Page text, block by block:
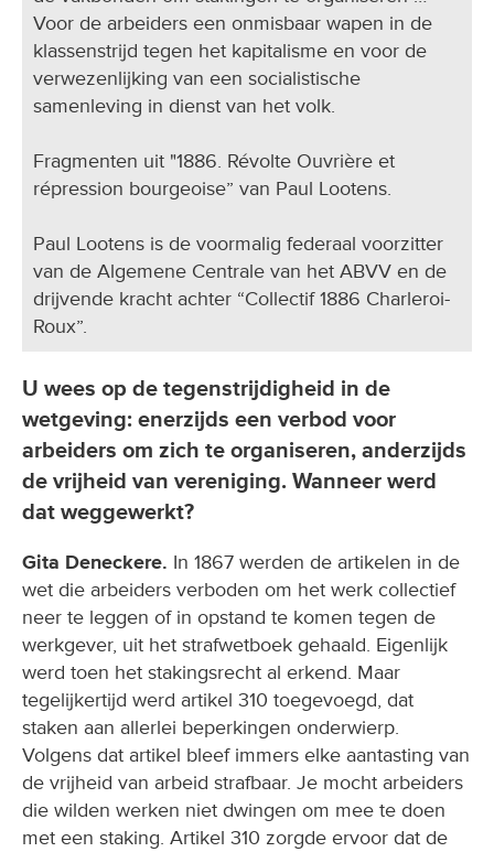
Voor de arbeiders een onmisbaar wapen in de
klassenstrijd tegen het kapitalisme en voor de
verwezenlijking van een socialistische
samenleving in dienst van het volk.
Fragmenten uit "1886. Révolte Ouvrière et
répression bourgeoise” van Paul Lootens.
Paul Lootens is de voormalig federaal voorzitter
van de Algemene Centrale van het ABVV en de
drijvende kracht achter “Collectif 1886 Charleroi-
Roux”.
U wees op de tegenstrijdigheid in de
wetgeving: enerzijds een verbod voor
arbeiders om zich te organiseren, anderzijds
de vrijheid van vereniging. Wanneer werd
dat weggewerkt?
Gita Deneckere. In 1867 werden de artikelen in de
wet die arbeiders verboden om het werk collectief
neer te leggen of in opstand te komen tegen de
werkgever, uit het strafwetboek gehaald. Eigenlijk
werd toen het stakingsrecht al erkend. Maar
tegelijkertijd werd artikel 310 toegevoegd, dat
staken aan allerlei beperkingen onderwierp.
Volgens dat artikel bleef immers elke aantasting van
de vrijheid van arbeid strafbaar. Je mocht arbeiders
die wilden werken niet dwingen om mee te doen
met een staking. Artikel 310 zorgde ervoor dat de